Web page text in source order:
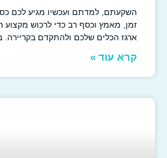
השקעתם, למדתם ועכשיו מגיע לכם כסף
זמן, מאמץ וכסף רב כדי לרכוש מקצוע חדש,
ארגז הכלים שלכם ולהתקדם בקריירה. בין אם
קרא עוד »